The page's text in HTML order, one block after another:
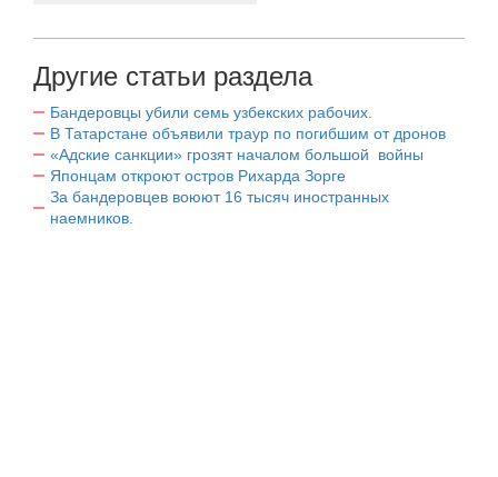
Другие статьи раздела
Бандеровцы убили семь узбекских рабочих.
В Татарстане объявили траур по погибшим от дронов
«Адские санкции» грозят началом большой войны
Японцам откроют остров Рихарда Зорге
За бандеровцев воюют 16 тысяч иностранных
наемников.